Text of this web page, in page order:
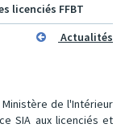
licenciés FFBT
Actualités
de l'Intérieur
SIA aux licenciés et